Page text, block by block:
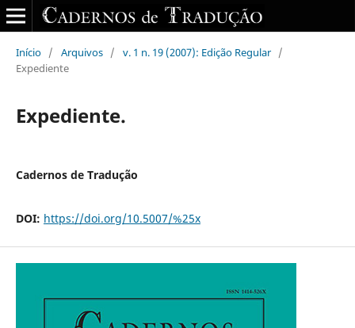
Início / Arquivos / v. 1 n. 19 (2007): Edição Regular /
Expediente
Expediente.
Cadernos de Tradução
DOI: https://doi.org/10.5007/%25x